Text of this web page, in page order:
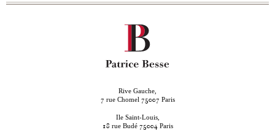
Rive Gauche,
7 rue Chomel 75007 Paris
Ile Saint-Louis,
18 rue Budé 75004 Paris